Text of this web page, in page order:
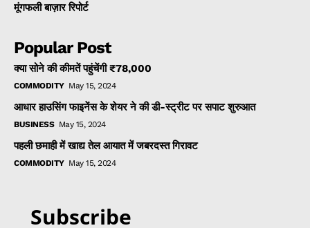
मूंगफली बाज़ार रिपोर्ट
Popular Post
क्या सोने की कीमतें पहुंचेंगी ₹78,000
COMMODITY May 15, 2024
आधार हाउसिंग फाइनेंस के शेयर ने की डी-स्ट्रीट पर सपाट शुरुआत
BUSINESS May 15, 2024
पहली छमाही में खाद्य तेल आयात में जबरदस्त गिरावट
COMMODITY May 15, 2024
Subscribe